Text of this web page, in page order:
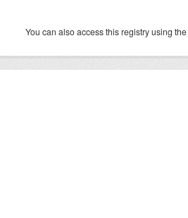
You can also access this registry using the